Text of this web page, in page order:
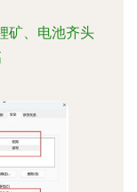
矿、电池齐头